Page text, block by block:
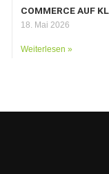
COMMERCE AUF
18. Mai 2026
Weiterlesen »